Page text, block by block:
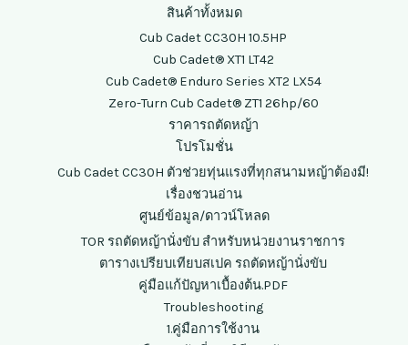
สินค้าทั้งหมด
Cub Cadet CC30H 10.5HP
Cub Cadet® XT1 LT42
Cub Cadet® Enduro Series XT2 LX54
Zero-Turn Cub Cadet® ZT1 26hp/60
ราคารถตัดหญ้า
โปรโมชั่น
Cub Cadet CC30H ตัวช่วยทุ่นแรงที่ทุกสนามหญ้าต้องมี!
เรื่องชวนอ่าน
ศูนย์ข้อมูล/ดาวน์โหลด
TOR รถตัดหญ้านั่งขับ สำหรับหน่วยงานราชการ
ตารางเปรียบเทียบสเปค รถตัดหญ้านั่งขับ
คู่มือแก้ปัญหาเบื้องต้น.PDF
Troubleshooting
1.คู่มือการใช้งาน